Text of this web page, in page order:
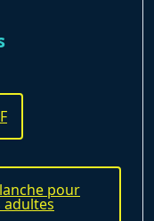
pour
adultes